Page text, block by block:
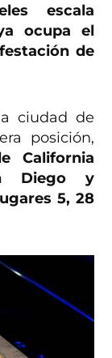
escala
ocupa el
de
ciudad de
posición,
California
Diego y
5, 28